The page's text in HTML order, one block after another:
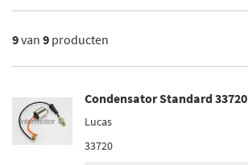
×
Bosch (4)
Standard (1)
9van 9 producten
Condensator Standard 33720
Lucas
33720